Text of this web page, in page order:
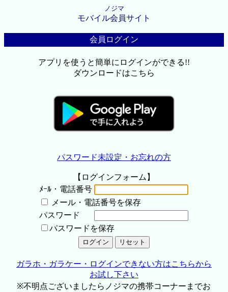
ノジマ
モバイル会員サイト
会員ログイン
アプリを使うと簡単にログインができる!!
ダウンロードはこちら
パスワード未設定・お忘れの方
【ログインフォーム】
ﾒｰﾙ・電話番号
メール・電話番号を保存
パスワード
パスワードを保存
ガラホ・ガラケー・ログインできない方はこちらから
お試し下さい
※不明点ございましたらノジマの携帯コーナーまでお